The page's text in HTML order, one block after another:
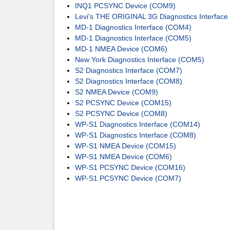
INQ1 PCSYNC Device (COM9)
Levi's THE ORIGINAL 3G Diagnostics Interface
MD-1 Diagnostics Interface (COM4)
MD-1 Diagnostics Interface (COM5)
MD-1 NMEA Device (COM6)
New York Diagnostics Interface (COM5)
S2 Diagnostics Interface (COM7)
S2 Diagnostics Interface (COM8)
S2 NMEA Device (COM9)
S2 PCSYNC Device (COM15)
S2 PCSYNC Device (COM8)
WP-S1 Diagnostics Interface (COM14)
WP-S1 Diagnostics Interface (COM8)
WP-S1 NMEA Device (COM15)
WP-S1 NMEA Device (COM6)
WP-S1 PCSYNC Device (COM16)
WP-S1 PCSYNC Device (COM7)